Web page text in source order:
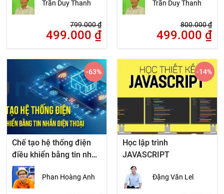
Trần Duy Thanh
799.000₫
499.000 ₫
Trần Duy Thanh
800.000₫
499.000 ₫
Chế tạo hệ thống điện
điều khiển bằng tin nhắn
điện thoại
Phan Hoàng Anh
-63%
Học lập trình
JAVASCRIPT
Đặng Văn Lel
-14%